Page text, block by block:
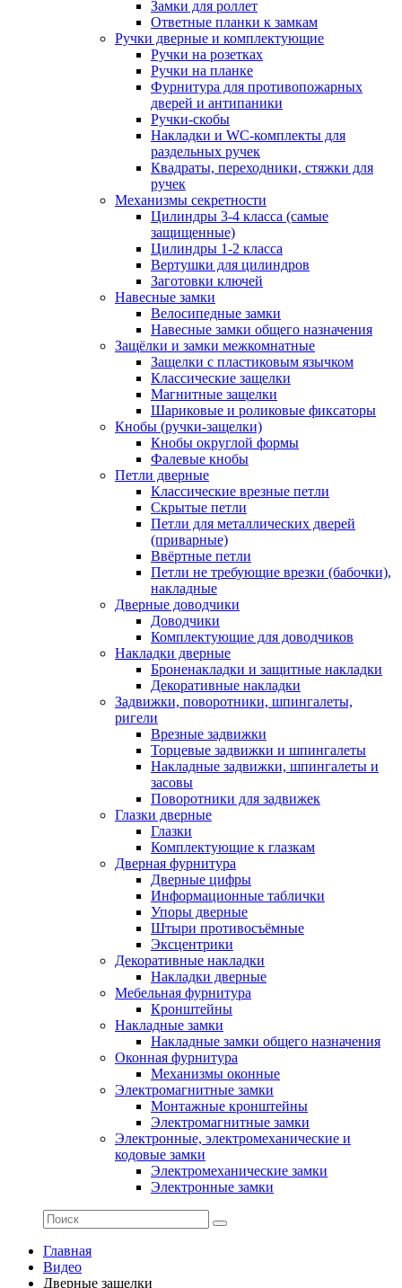
Замки для роллет
Ответные планки к замкам
Ручки дверные и комплектующие
Ручки на розетках
Ручки на планке
Фурнитура для противопожарных
дверей и антипаники
Ручки-скобы
Накладки и WC-комплекты для
раздельных ручек
Квадраты, переходники, стяжки для
ручек
Механизмы секретности
Цилиндры 3-4 класса (самые
защищенные)
Цилиндры 1-2 класса
Вертушки для цилиндров
Заготовки ключей
Навесные замки
Велосипедные замки
Навесные замки общего назначения
Защёлки и замки межкомнатные
Защелки с пластиковым язычком
Классические защелки
Магнитные защелки
Шариковые и роликовые фиксаторы
Кнобы (ручки-защелки)
Кнобы округлой формы
Фалевые кнобы
Петли дверные
Классические врезные петли
Скрытые петли
Петли для металлических дверей
(приварные)
Ввёртные петли
Петли не требующие врезки (бабочки),
накладные
Дверные доводчики
Доводчики
Комплектующие для доводчиков
Накладки дверные
Броненакладки и защитные накладки
Декоративные накладки
Задвижки, поворотники, шпингалеты,
ригели
Врезные задвижки
Торцевые задвижки и шпингалеты
Накладные задвижки, шпингалеты и
засовы
Поворотники для задвижек
Глазки дверные
Глазки
Комплектующие к глазкам
Дверная фурнитура
Дверные цифры
Информационные таблички
Упоры дверные
Штыри противосъёмные
Эксцентрики
Декоративные накладки
Накладки дверные
Мебельная фурнитура
Кронштейны
Накладные замки
Накладные замки общего назначения
Оконная фурнитура
Механизмы оконные
Электромагнитные замки
Монтажные кронштейны
Электромагнитные замки
Электронные, электромеханические и
кодовые замки
Электромеханические замки
Электронные замки
Главная
Видео
Дверные защелки